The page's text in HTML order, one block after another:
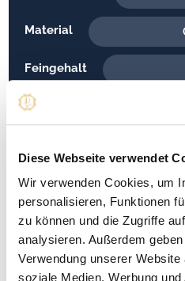
Diese Webseite verwendet
Wir verwenden Cookies, um
personalisieren, Funktionen
zu können und die Zugriffe
analysieren. Außerdem
Verwendung unserer
soziale Medien, Werbung
Material
Feingehalt
Gewicht
Steinqualität
Edelsteinfarbe
Ringweite in mm